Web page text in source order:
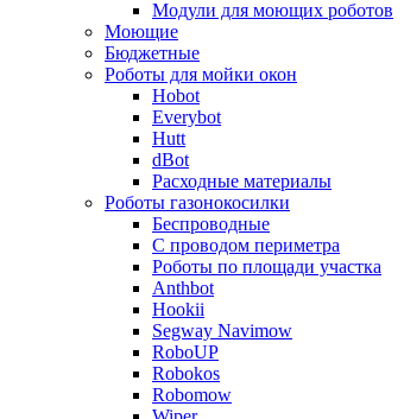
Модули для моющих роботов
Моющие
Бюджетные
Роботы для мойки окон
Hobot
Everybot
Hutt
dBot
Расходные материалы
Роботы газонокосилки
Беспроводные
С проводом периметра
Роботы по площади участка
Anthbot
Hookii
Segway Navimow
RoboUP
Robokos
Robomow